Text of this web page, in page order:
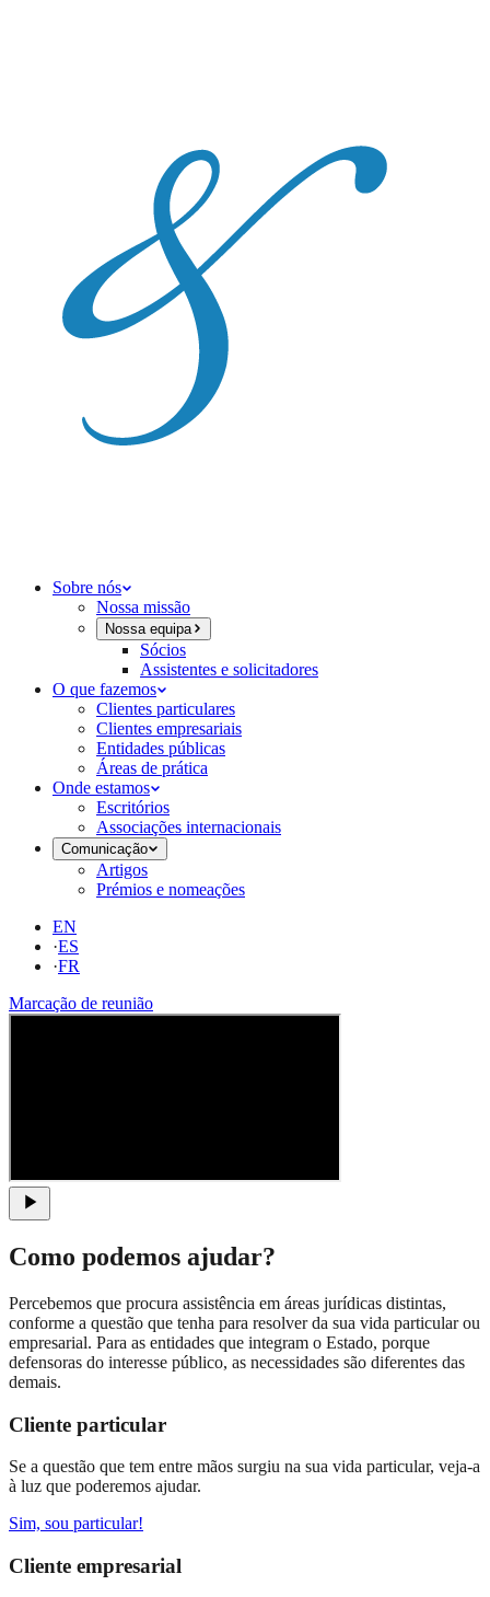
Sobre nós
Nossa missão
Nossa equipa
Sócios
Assistentes e solicitadores
O que fazemos
Clientes particulares
Clientes empresariais
Entidades públicas
Áreas de prática
Onde estamos
Escritórios
Associações internacionais
Comunicação
Artigos
Prémios e nomeações
EN
·ES
·FR
Marcação de reunião
Como podemos ajudar?
Percebemos que procura assistência em áreas jurídicas distintas,
conforme a questão que tenha para resolver da sua vida particular ou
empresarial. Para as entidades que integram o Estado, porque
defensoras do interesse público, as necessidades são diferentes das
demais.
Cliente particular
Se a questão que tem entre mãos surgiu na sua vida particular, veja-a
à luz que poderemos ajudar.
Sim, sou particular!
Cliente empresarial